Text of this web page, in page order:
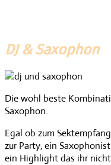
DJ & Saxophon
Die wohl beste
Saxophon.
Egal ob zum
zur Party, ein
ein Highlight das ihr